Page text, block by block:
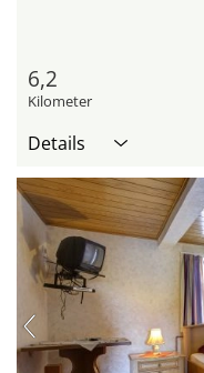
6,2
Kilometer
Details